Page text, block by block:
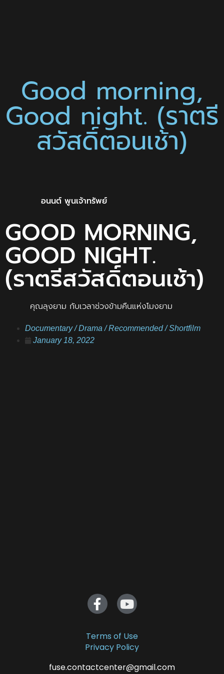
Good morning,
Good night. (ราตรี
สวัสดิ์ตอนเช้า)
อนนต์ พูนเจ้าทรัพย์
GOOD MORNING,
GOOD NIGHT.
(ราตรีสวัสดิ์ตอนเช้า)
คุณลุงยาม กับเวลาช่วงข้ามคืนแห่งโมงยาม
Documentary/Drama /Recommended/Shortfilm
January 18, 2022
Terms of Use
Privacy Policy
fuse.contactcenter@gmail.com